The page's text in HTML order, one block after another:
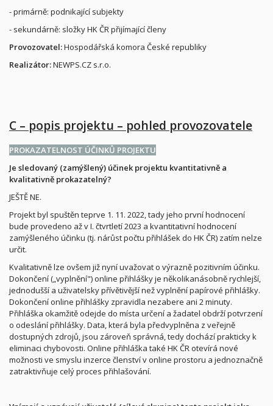
- primárně: podnikající subjekty
- sekundárně: složky HK ČR přijímající členy
Provozovatel:Hospodářská komora České republiky
Realizátor:NEWPS.CZ s.r.o.
C – popis projektu – pohled provozovatele
PROKAZATELNOST ÚČINKŮ PROJEKTU
Je sledovaný (zamýšlený) účinek projektu kvantitativně a
kvalitativně prokazatelný?
JEŠTĚ NE.
Projekt byl spuštěn teprve 1. 11. 2022, tady jeho první hodnocení
bude provedeno až v I. čtvrtletí 2023 a kvantitativní hodnocení
zamýšleného účinku (tj. nárůst počtu přihlášek do HK ČR) zatím nelze
určit.
Kvalitativně lze ovšem již nyní uvažovat o výrazně pozitivním účinku.
Dokončení („vyplnění") online přihlášky je několikanásobně rychlejší,
jednodušší a uživatelsky přívětivější než vyplnění papírové přihlášky.
Dokončení online přihlášky zpravidla nezabere ani 2 minuty.
Přihláška okamžitě odejde do místa určení a žadatel obdrží potvrzení
o odeslání přihlášky. Data, která byla předvyplněna z veřejně
dostupných zdrojů, jsou zároveň správná, tedy dochází prakticky k
eliminaci chybovosti. Online přihláška také HK ČR otevírá nové
možnosti ve smyslu inzerce členství v online prostoru a jednoznačně
zatraktivňuje celý proces přihlašování.